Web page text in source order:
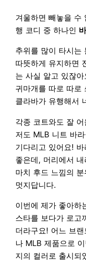
겨울하면 빼놓을 수
행 코디 중 하나인
추위를 많이 타시는
따뜻하게 유지하면
는 사실 알고 있잖
귀마개를 따로 따로
클라바가 유행해서
각종 코트와도 잘
저도 MLB 니트 바
기다리고 있어요!
좋은데, 머리에서
마치 후드 느낌의
멋지답니다.
이번에 제가 좋아하
스타를 보다가 로고
더라구요! 어느 브
나 MLB 제품으로
지의 컬러로 출시되